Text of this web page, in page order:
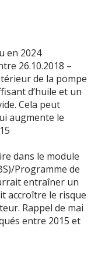
heuresement que
MHEV 48V 136
en 2024
26.10.2018 –
de la pompe
d’huile et un
Cela peut
augmente le
dans le module
Programme de
entraîner un
accroître le risque
Rappel de mai
entre 2015 et